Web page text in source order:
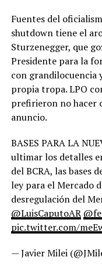
Fuentes del
shutdown tiene el
Sturzenegger, que
Presidente para la
con grandilocuencia
propia tropa. LPO
prefirieron no hacer
anuncio.
BASES PARA LA
ultimar los detalles
del BCRA, las bases
ley para el Mercado
desregulación del
@LuisCaputoAR
pic.twitter.com/
— Javier Milei